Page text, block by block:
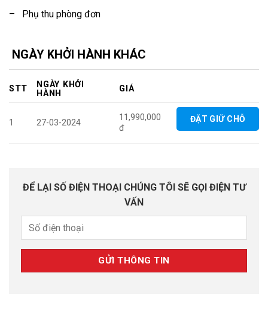
– Phụ thu phòng đơn
NGÀY KHỞI HÀNH KHÁC
STT
NGÀY KHỞI
HÀNH
GIÁ
1 27-03-2024
11,990,000
đ
ĐẶT GIỮ CHỖ
ĐỂ LẠI SỐ ĐIỆN THOẠI CHÚNG TÔI SẼ GỌI ĐIỆN TƯ
VẤN